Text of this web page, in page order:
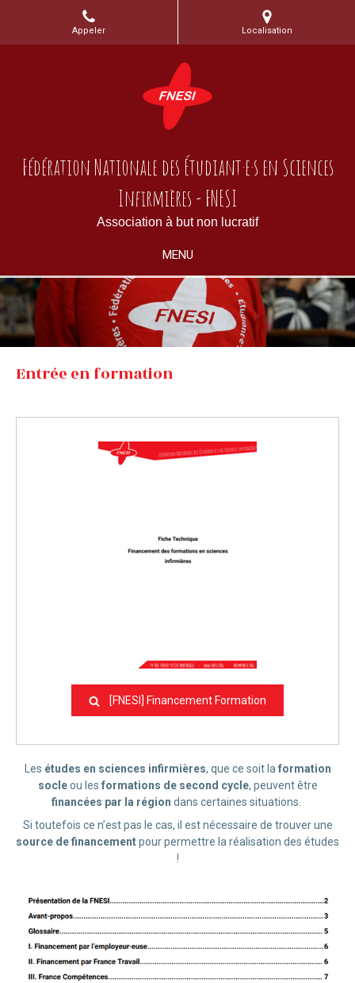
Appeler Localisation
Fédération Nationale des Étudiant·e·s en Sciences
Infirmières - FNESI
Association à but non lucratif
MENU
Entrée en formation
[FNESI] Financement Formation
Les études en sciences infirmières, que ce soit la formation
socleou les formations de second cycle, peuvent être
financées par la région dans certaines situations.
Si toutefois ce n’est pas le cas, il est nécessaire de trouver une
source de financementpour permettre la réalisation des études
!